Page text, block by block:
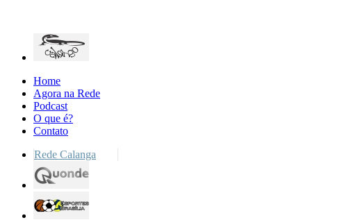
Home
Agora na Rede
Podcast
O que é?
Contato
Rede Calanga